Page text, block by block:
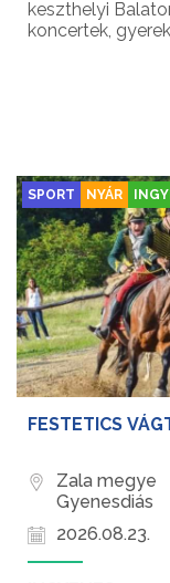
keszthelyi
koncertek,
látogatókat az
SPORT NYÁR
FESTETICS
Zala megye
Gyenesdiás
2026.08.23.